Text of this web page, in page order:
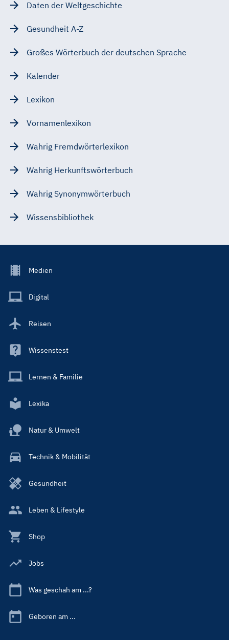
Daten der Weltgeschichte
Gesundheit A-Z
Großes Wörterbuch der deutschen Sprache
Kalender
Lexikon
Vornamenlexikon
Wahrig Fremdwörterlexikon
Wahrig Herkunftswörterbuch
Wahrig Synonymwörterbuch
Wissensbibliothek
Footer
Main
Medien
Digital
Reisen
Wissenstest
Lernen & Familie
Lexika
Natur & Umwelt
Technik & Mobilität
Gesundheit
Leben & Lifestyle
Shop
Jobs
Was geschah am ...?
Geboren am ...